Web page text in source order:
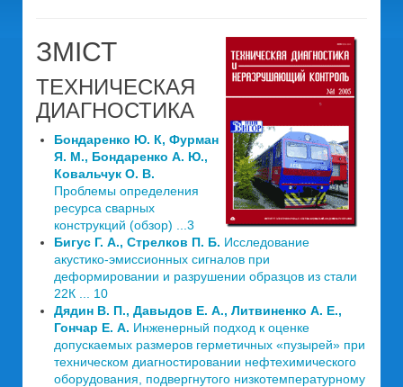
ЗМІСТ
ТЕХНИЧЕСКАЯ
ДИАГНОСТИКА
Бондаренко Ю. К, Фурман
Я. М., Бондаренко А. Ю.,
Ковальчук О. В.
Проблемы определения
ресурса сварных
конструкций (обзор) ...3
Бигус Г. А., Стрелков П. Б. Исследование
акустико-эмиссионных сигналов при
деформировании и разрушении образцов из стали
22К ... 10
Дядин В. П., Давыдов Е. А., Литвиненко А. Е.,
Гончар Е. А. Инженерный подход к оценке
допускаемых размеров герметичных «пузырей» при
техническом диагностировании нефтехимического
оборудования, подвергнутого низкотемпературному